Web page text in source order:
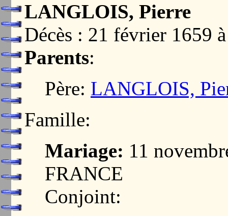
LANGLOIS, Pierre
Décès : 21 février 1659
Parents:
Père: LANGLOIS,
Famille:
Mariage: 11
FRANCE
Conjoint: